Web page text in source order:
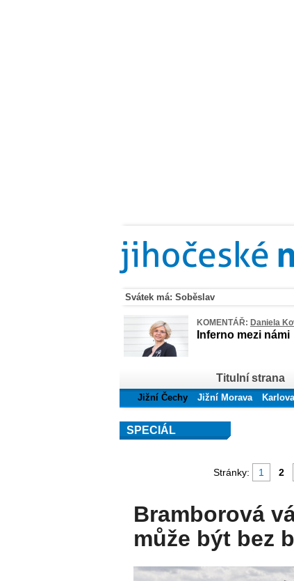
Svátek má: Soběslav
KOMENTÁŘ: Daniela
Inferno mezi námi
Titulní strana
Jižní Čechy Jižní Morava
SPECIÁL
Stránky: 1 2
Bramborová
může být bez